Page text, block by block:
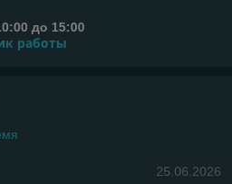
до 15:00
работы
25.06.2026